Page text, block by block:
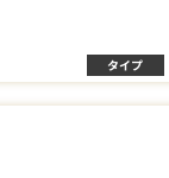
タイプ